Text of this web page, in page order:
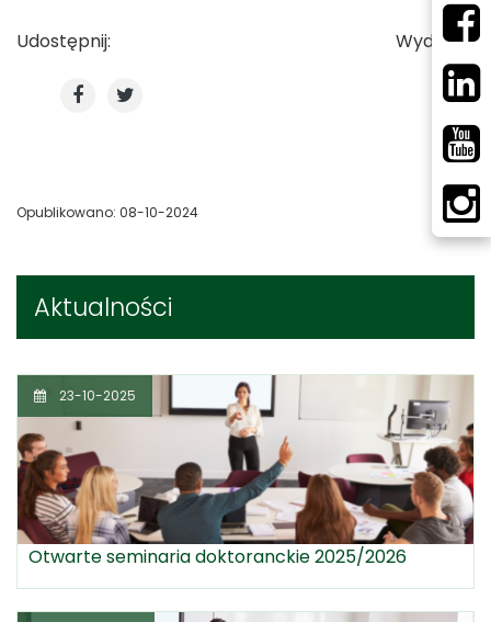
Aktualności
23-10-2025
Otwarte seminaria doktoranckie 2025/2026
Udostępnij: Wydrukuj
Opublikowano: 08-10-2024